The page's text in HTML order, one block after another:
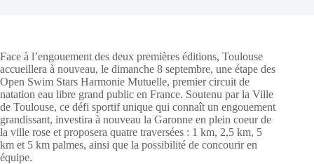
Face à l’engouement des deux premières éditions, Toulouse
accueillera à nouveau, le dimanche 8 septembre, une étape des
Open Swim Stars Harmonie Mutuelle, premier circuit de
natation eau libre grand public en France. Soutenu par la Ville
de Toulouse, ce défi sportif unique qui connaît un engouement
grandissant, investira à nouveau la Garonne en plein coeur de
la ville rose et proposera quatre traversées : 1 km, 2,5 km, 5
km et 5 km palmes, ainsi que la possibilité de concourir en
équipe.